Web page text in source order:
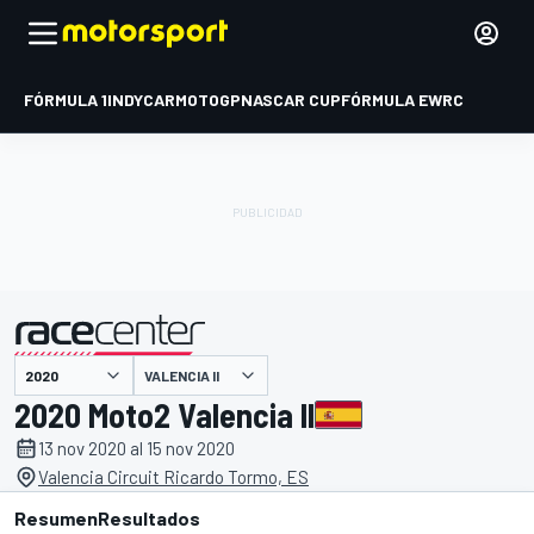
FÓRMULA 1INDYCARMOTOGPNASCAR CUPFÓRMULA EWRC
presentado por VALENCIA II
2020 Moto2 Valencia II
13 nov 2020 al 15 nov 2020
Valencia Circuit Ricardo Tormo, ES
ResumenResultados